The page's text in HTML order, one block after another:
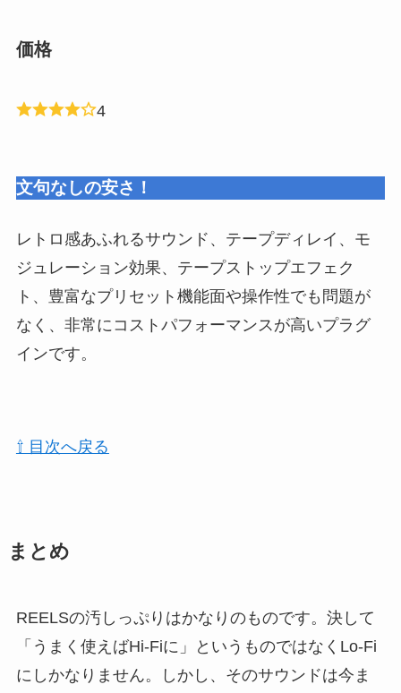
価格
4
文句なしの安さ！
レトロ感あふれるサウンド、テープディレイ、モ
ジュレーション効果、テープストップエフェク
ト、豊富なプリセット機能面や操作性でも問題が
なく、非常にコストパフォーマンスが高いプラグ
インです。
⇧ 目次へ戻る
まとめ
REELSの汚しっぷりはかなりのものです。決して
「うまく使えばHi-Fiに」というものではなくLo-Fi
にしかなりません。しかし、そのサウンドは今ま